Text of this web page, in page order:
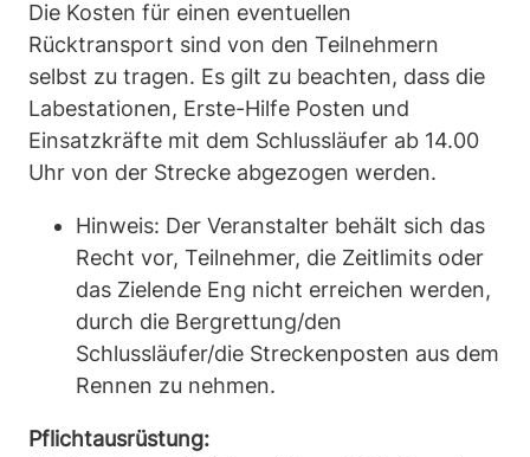
Die Kosten für einen eventuellen
Rücktransport sind von den Teilnehmern
selbst zu tragen. Es gilt zu beachten, dass die
Labestationen, Erste-Hilfe Posten und
Einsatzkräfte mit dem Schlussläufer ab 14.00
Uhr von der Strecke abgezogen werden.
Hinweis: Der Veranstalter behält sich das
Recht vor, Teilnehmer, die Zeitlimits oder
das Zielende Eng nicht erreichen werden,
durch die Bergrettung/den
Schlussläufer/die Streckenposten aus dem
Rennen zu nehmen.
Pflichtausrüstung: